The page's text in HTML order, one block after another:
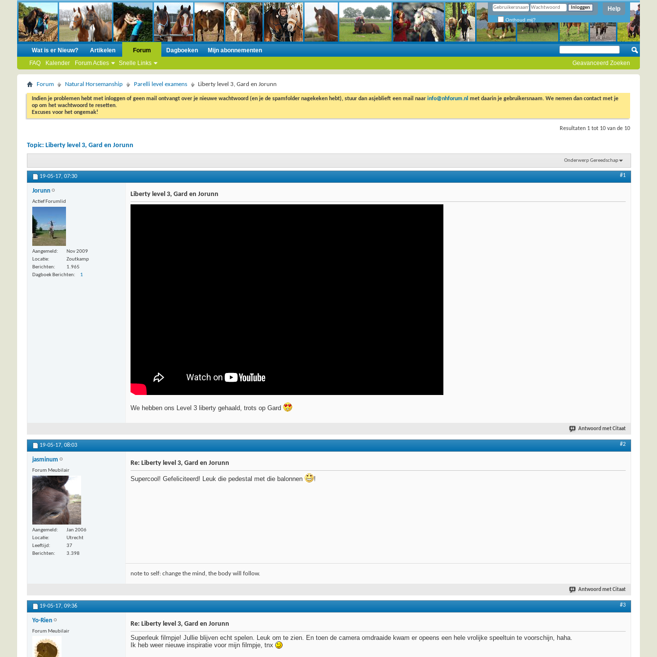
Help
Onthoud mij?
Wat is er Nieuw? Artikelen
Forum
FAQ
Kalender Forum Acties Snelle Links
Dagboeken
Mijn abonnementen
Geavanceerd Zoeken
Forum Natural Horsemanship Parelli level examens Liberty level 3, Gard en Jorunn
Indien je problemen hebt met inloggen of geen mail ontvangt over je nieuwe wachtwoord (en je de spamfolder nagekeken hebt), stuur dan asjeblieft een mail naar info@nhforum.nl met daarin je gebruikersnaam. We nemen dan contact met je
op om het wachtwoord te resetten.
Excuses voor het ongemak!
Resultaten 1 tot 10 van de 10
Topic: Liberty level 3, Gard en Jorunn
Onderwerp Gereedschap
19-05-17, 07:30 #1
Jorunn
Actief Forumlid
Aangemeld
Nov 2009
Locatie
Zoutkamp
Berichten
1.965
Dagboek Berichten
1
Liberty level 3, Gard en Jorunn
We hebben ons Level 3 liberty gehaald, trots op Gard
Antwoord met Citaat
19-05-17, 08:03 #2
jasminum
Forum Meubilair
Aangemeld
Jan 2006
Locatie
Utrecht
Leeftijd
37
Berichten
3.398
Re: Liberty level 3, Gard en Jorunn
Supercool! Gefeliciteerd! Leuk die pedestal met die balonnen !
note to self: change the mind, the body will follow.
Antwoord met Citaat
19-05-17, 09:36 #3
Yo-Rien
Forum Meubilair
Re: Liberty level 3, Gard en Jorunn
Superleuk filmpje! Jullie blijven echt spelen. Leuk om te zien. En toen de camera omdraaide kwam er opeens een hele vrolijke speeltuin te voorschijn, haha.
Ik heb weer nieuwe inspiratie voor mijn filmpje, tnx